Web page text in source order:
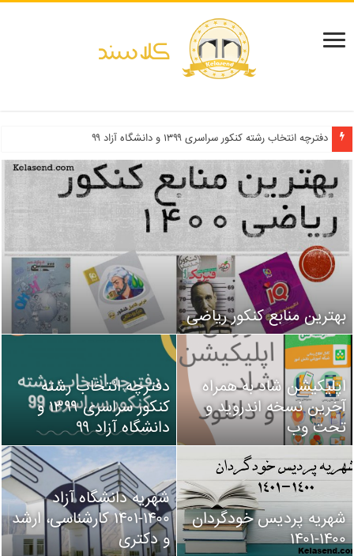
دفترچه انتخاب رشته کنکور سراسری ۱۳۹۹ و دانشگاه آزاد ۹۹
بهترین منابع کنکور ریاضی
اپلیکیشن شاد به همراه
آخرین نسخه اندروید و
تحت وب
دفترچه انتخاب رشته
کنکور سراسری ۱۳۹۹ و
دانشگاه آزاد ۹۹
شهریه پردیس خودگردان
۱۴۰۰-۱۴۰۱
شهریه دانشگاه آزاد
۱۴۰۰-۱۴۰۱ کارشناسی، ارشد
و دکتری